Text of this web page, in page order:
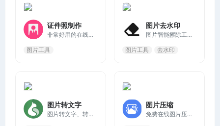
证件照制作
非常好用的在线证件照生成器。只需上传一张生活照就能快速裁剪成一寸，两寸证件照。智能抠图更换证件照底色甚至替换服装。需要证件照确又不想跑照相馆？这款工具可以帮到你
图片工具
图片去水印
图片智能擦除工具，可以帮助用户轻松去除图片中的不想要的元素，无论是水印、Logo还是背景中的人群，都能智能地擦除并恢复背景，让图片看起来更加完美。
图片工具 去水印
图片转文字
图片转文字、转Excel表格、PDF转Word，点击上方按钮选择图片，将图片拖入此虚线框，从剪切板粘贴截图，最多可选择50张，支持 JPG/PNG/BMP/GIF/SVG 格式
图片压缩
免费在线图片压缩工具，可批量压缩图片，支持JPG/JPEG/PNG/WEBP/GIF/SVG/AVIF等格式，支持调整图片尺寸，设置输出格式等压缩配置。